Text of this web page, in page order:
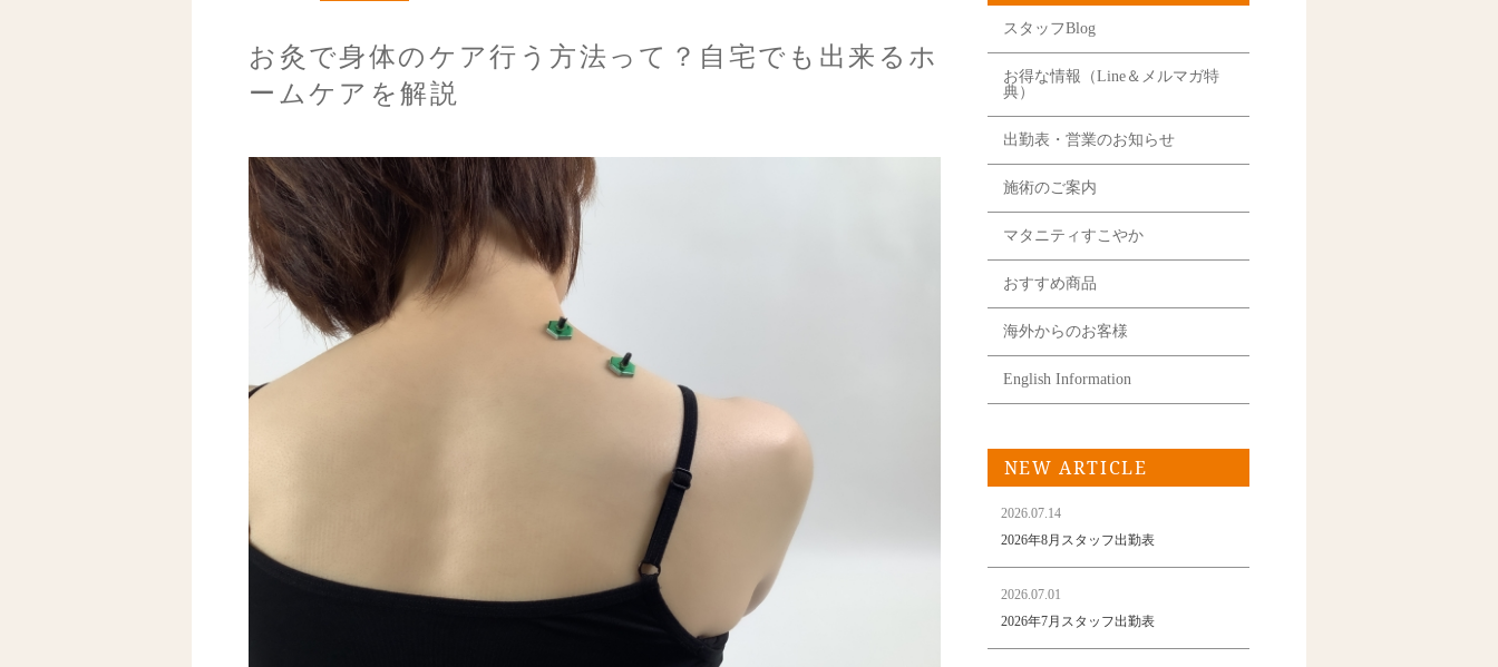
お灸で身体のケア行う方法って？自宅でも出来るホ
ームケアを解説
スタッフBlog
お得な情報（Line＆メルマガ特
典）
出勤表・営業のお知らせ
施術のご案内
マタニティすこやか
おすすめ商品
海外からのお客様
English Information
NEW ARTICLE
2026.07.14
2026年8月スタッフ出勤表
2026.07.01
2026年7月スタッフ出勤表